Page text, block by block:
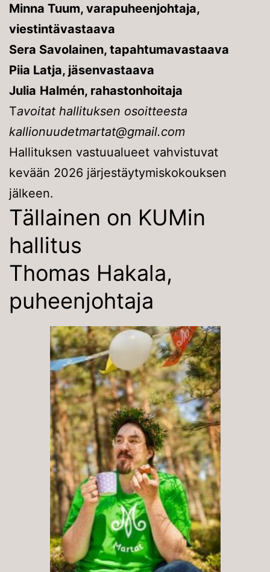
Minna Tuum, varapuheenjohtaja,
viestintävastaava
Sera Savolainen, tapahtumavastaava
Piia Latja, jäsenvastaava
Julia Halmén, rahastonhoitaja
Tavoitat hallituksen osoitteesta
kallionuudetmartat@gmail.com
Hallituksen vastuualueet vahvistuvat
kevään 2026 järjestäytymiskokouksen
jälkeen.
Tällainen on KUMin
hallitus
Thomas Hakala,
puheenjohtaja